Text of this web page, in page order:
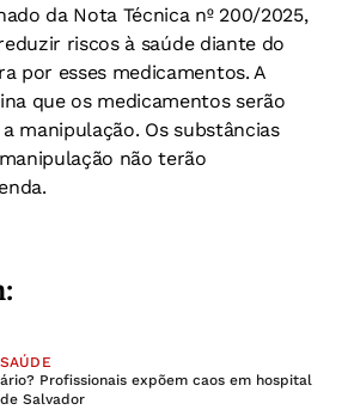
da Nota Técnica nº 200/2025,
riscos à saúde diante do
por esses medicamentos. A
que os medicamentos serão
manipulação. Os substâncias
não terão
Profissionais expõem caos em hospital
Salvador